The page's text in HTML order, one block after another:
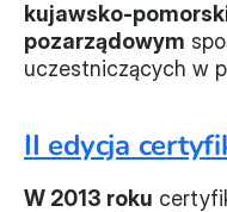
Projekty
XVII forum NGO
Projekt z powiatem
Przystąp
kujawsko-
pozarządowym
uczestniczących w
II edycja
W 2013 roku